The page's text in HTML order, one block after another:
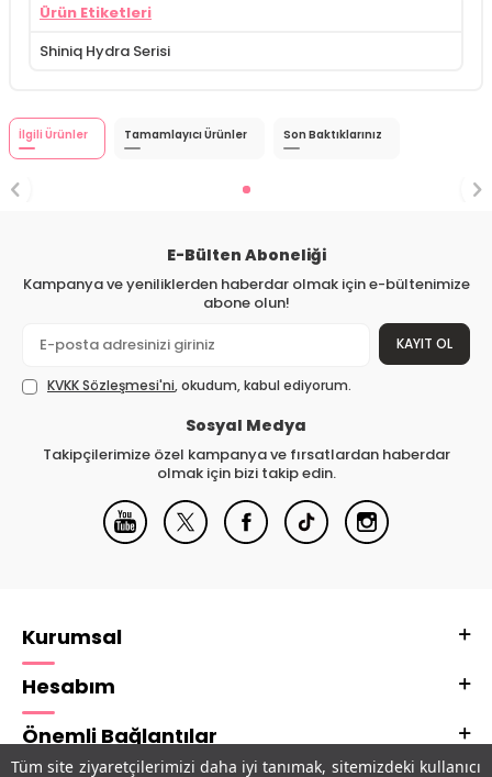
Tüm site ziyaretçilerimizi daha iyi tanımak, sitemizdeki kullanıcı
Ürün Etiketleri
Shiniq Hydra Serisi
İlgili Ürünler Tamamlayıcı Ürünler Son Baktıklarınız
E-Bülten Aboneliği
Kampanya ve yeniliklerden haberdar olmak için e-bültenimize
abone olun!
KAYIT OL
KVKK Sözleşmesi'ni, okudum, kabul ediyorum.
Sosyal Medya
Takipçilerimize özel kampanya ve fırsatlardan haberdar
olmak için bizi takip edin.
Kurumsal
Hesabım
Önemli Bağlantılar